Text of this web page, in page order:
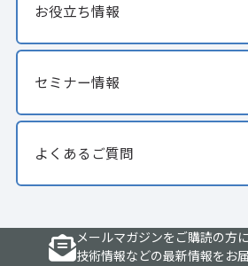
お役立ち情報
セミナー情報
よくあるご質問
メールマガジンをご購読の方
技術情報などの最新情報をお届